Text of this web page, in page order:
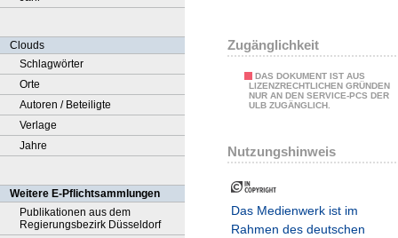
Clouds
Schlagwörter
Orte
Autoren / Beteiligte
Verlage
Jahre
Weitere E-Pflichtsammlungen
Publikationen aus dem
Regierungsbezirk Düsseldorf
Zugänglichkeit
DAS DOKUMENT IST AUS
LIZENZRECHTLICHEN GRÜNDEN
NUR AN DEN SERVICE-PCS DER
ULB ZUGÄNGLICH.
Nutzungshinweis
Das Medienwerk ist im
Rahmen des deutschen